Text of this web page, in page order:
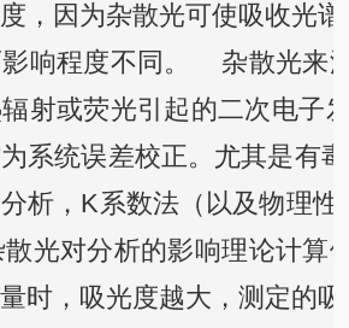
，因为杂散光可使吸收光
响程度不同。
杂散光来
射或荧光引起的二次电子
系统误差校正。尤其是有
析，K系数法（以及物理
光对分析的影响理论计算
时，吸光度越大，测定的